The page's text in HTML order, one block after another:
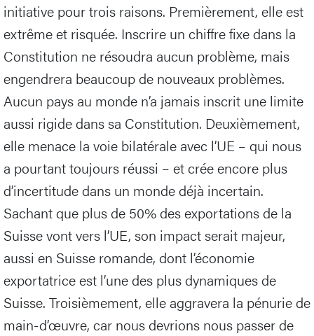
initiative pour trois raisons. Premièrement, elle est
extrême et risquée. Inscrire un chiffre fixe dans la
Constitution ne résoudra aucun problème, mais
engendrera beaucoup de nouveaux problèmes.
Aucun pays au monde n’a jamais inscrit une limite
aussi rigide dans sa Constitution. Deuxièmement,
elle menace la voie bilatérale avec l’UE – qui nous
a pourtant toujours réussi – et crée encore plus
d’incertitude dans un monde déjà incertain.
Sachant que plus de 50% des exportations de la
Suisse vont vers l’UE, son impact serait majeur,
aussi en Suisse romande, dont l’économie
exportatrice est l’une des plus dynamiques de
Suisse. Troisièmement, elle aggravera la pénurie de
main-d’œuvre, car nous devrions nous passer de